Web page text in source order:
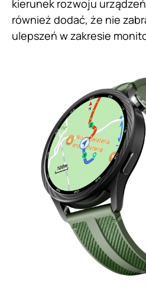
kierunek rozwoju
również dodać, że nie
ulepszeń w zakresie